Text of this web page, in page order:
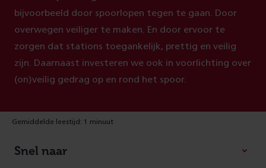
bijvoorbeeld door spoorlopen tegen te gaan. Door
overwegen veiliger te maken. En door ervoor te
zorgen dat stations toegankelijk, prettig en veilig
zijn. Daarnaast investeren we ook in voorlichting over
(on)veilig gedrag op en rond het spoor.
Gemiddelde leestijd: 1 minuut
Snel naar